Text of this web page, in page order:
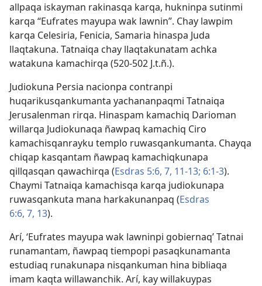
allpaqa iskayman rakinasqa karqa, hukninpa sutinmi
karqa “Eufrates mayupa wak lawnin”. Chay lawpim
karqa Celesiria, Fenicia, Samaria hinaspa Juda
llaqtakuna. Tatnaiqa chay llaqtakunatam achka
watakuna kamachirqa (520-502 J.t.ñ.).
Judiokuna Persia nacionpa contranpi
huqarikusqankumanta yachananpaqmi Tatnaiqa
Jerusalenman rirqa. Hinaspam kamachiq Darioman
willarqa Judiokunaqa ñawpaq kamachiq Ciro
kamachisqanrayku templo ruwasqankumanta. Chayqa
chiqap kasqantam ñawpaq kamachiqkunapa
qillqasqan qawachirqa (Esdras 5:6, 7, 11-13; 6:1-3).
Chaymi Tatnaiqa kamachisqa karqa judiokunapa
ruwasqankuta mana harkakunanpaq (Esdras
6:6, 7, 13).
Arí, ‘Eufrates mayupa wak lawninpi gobiernaq’ Tatnai
runamantam, ñawpaq tiempopi pasaqkunamanta
estudiaq runakunapa nisqankuman hina bibliaqa
imam kaqta willawanchik. Arí, kay willakuypas